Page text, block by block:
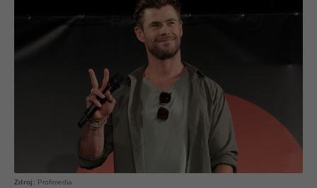
Profimedia